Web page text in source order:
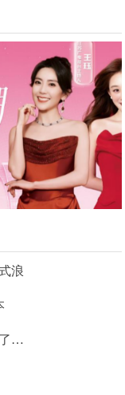
浪
了…